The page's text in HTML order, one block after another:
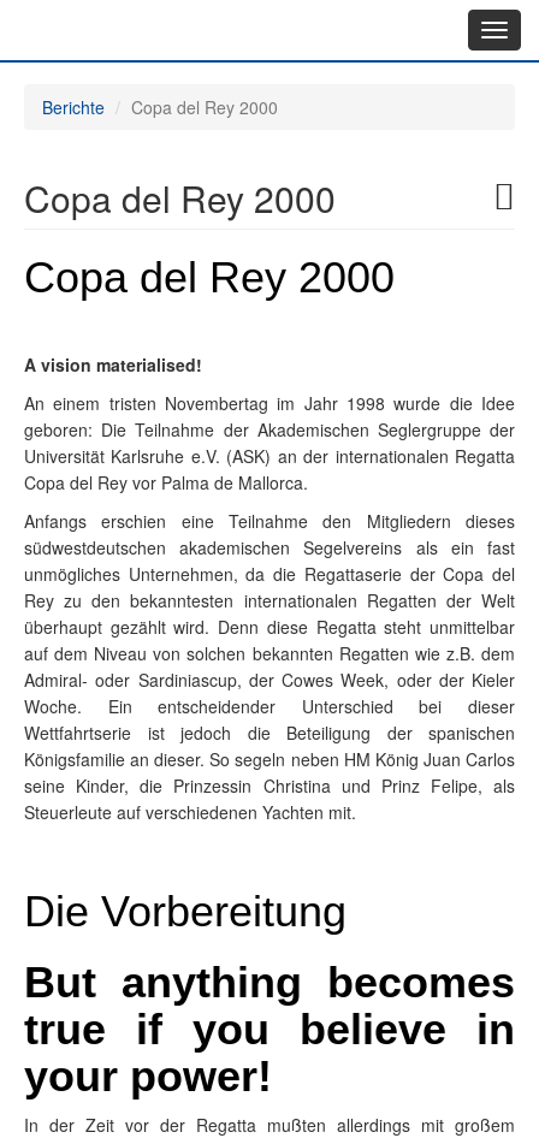
Berichte
Copa del Rey 2000
Copa del Rey 2000
Copa del Rey 2000
A vision materialised!
An einem tristen Novembertag im Jahr 1998 wurde die Idee
geboren: Die Teilnahme der Akademischen Seglergruppe der
Universität Karlsruhe e.V. (ASK) an der internationalen Regatta
Copa del Rey vor Palma de Mallorca.
Anfangs erschien eine Teilnahme den Mitgliedern dieses
südwestdeutschen akademischen Segelvereins als ein fast
unmögliches Unternehmen, da die Regattaserie der Copa del
Rey zu den bekanntesten internationalen Regatten der Welt
überhaupt gezählt wird. Denn diese Regatta steht unmittelbar
auf dem Niveau von solchen bekannten Regatten wie z.B. dem
Admiral- oder Sardiniascup, der Cowes Week, oder der Kieler
Woche. Ein entscheidender Unterschied bei dieser
Wettfahrtserie ist jedoch die Beteiligung der spanischen
Königsfamilie an dieser. So segeln neben HM König Juan Carlos
seine Kinder, die Prinzessin Christina und Prinz Felipe, als
Steuerleute auf verschiedenen Yachten mit.
Die Vorbereitung
But anything becomes
true if you believe in
your power!
In der Zeit vor der Regatta mußten allerdings mit großem